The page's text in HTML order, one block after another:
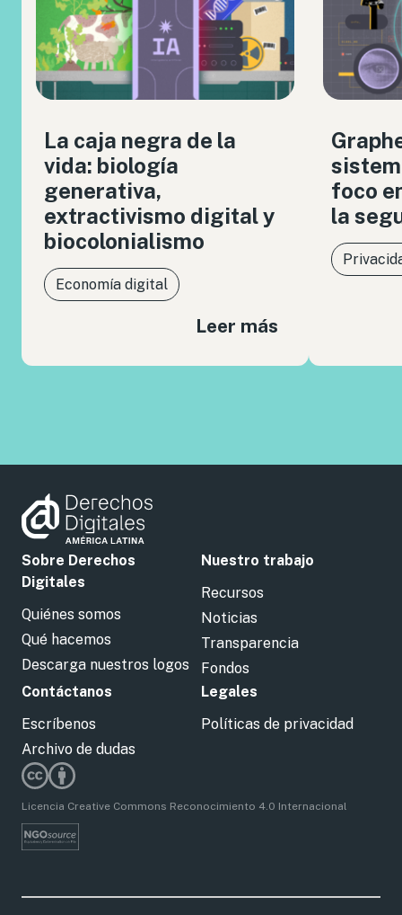
La caja negra de la
vida: biología
generativa,
extractivismo digital y
biocolonialismo
Economía digital
Leer más
foco
la
Sobre Derechos
Digitales
Quiénes somos
Qué hacemos
Descarga nuestros logos
Nuestro trabajo
Recursos
Noticias
Transparencia
Fondos
Contáctanos
Escríbenos
Archivo de dudas
Legales
Políticas de privacidad
Licencia Creative Commons Reconocimiento 4.0 Internacional